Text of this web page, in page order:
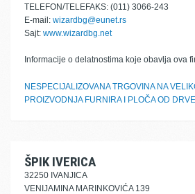
TELEFON/TELEFAKS: (011) 3066-243
E-mail: wizardbg@eunet.rs
Sajt: www.wizardbg.net
Informacije o delatnostima koje obavlja ova
NESPECIJALIZOVANA TRGOVINA NA
PROIZVODNJA FURNIRA I PLOČA OD
ŠPIK IVERICA
32250 IVANJICA
VENIJAMINA MARINKOVIĆA 139